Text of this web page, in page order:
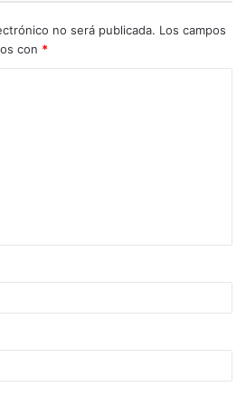
no será publicada. Los campos
con *